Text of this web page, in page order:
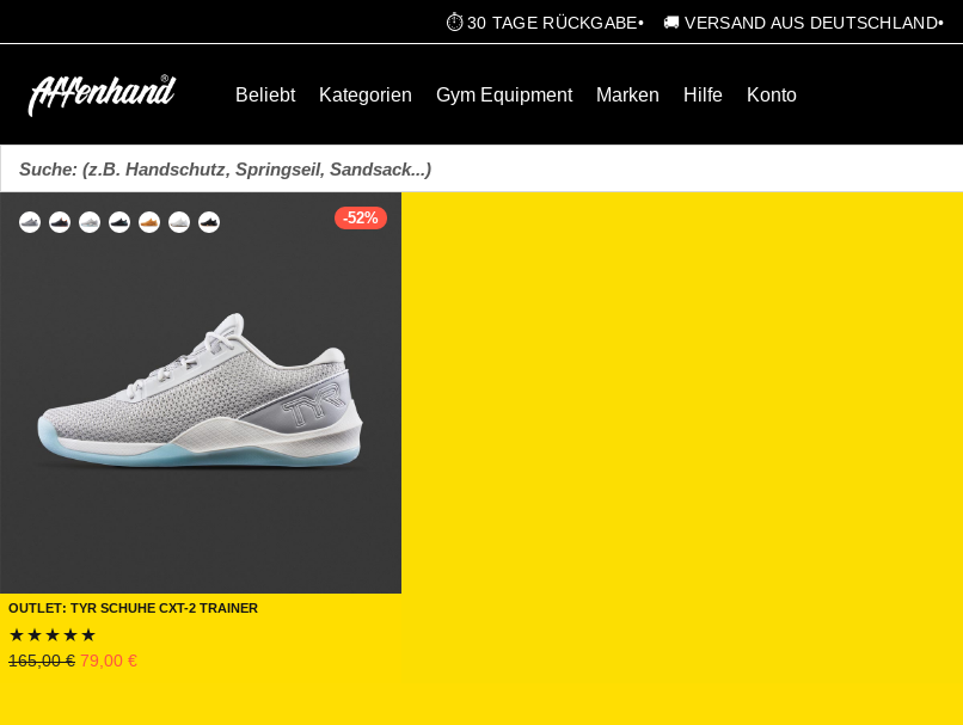
⏱️ 30 TAGE RÜCKGABE 🚚 VERSAND AUS DEUTSCHLAND
Beliebt Kategorien Gym Equipment Marken Hilfe Konto
-52%
Outlet: TYR Schuhe CXT-2 Trainer
Bewertet mit
165,00€ Ursprünglicher Preis war: 165,00 €
79,00 €Aktueller Preis ist: 79,00 €.